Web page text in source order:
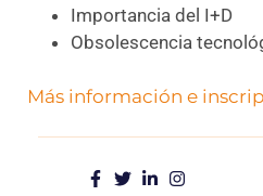
Importancia del I+D
Obsolescencia
Más información e